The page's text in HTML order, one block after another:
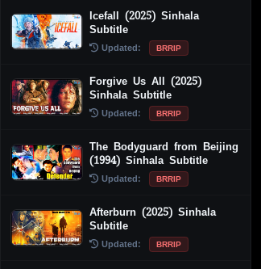
Icefall (2025) Sinhala
Subtitle
Updated: BRRIP
Forgive Us All (2025)
Sinhala Subtitle
Updated: BRRIP
The Bodyguard from Beijing
(1994) Sinhala Subtitle
Updated: BRRIP
Afterburn (2025) Sinhala
Subtitle
Updated: BRRIP